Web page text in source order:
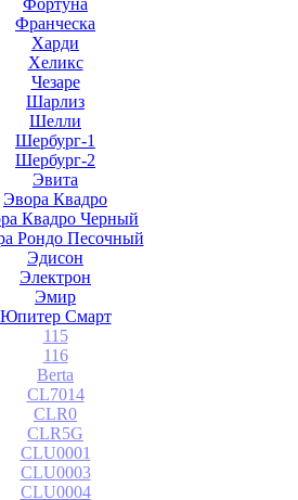
Франческа
Харди
Хеликс
Чезаре
Шарлиз
Шелли
Шербург-1
Шербург-2
Эвита
Эвора Квадро
Квадро Черный
Рондо Песочный
Эдисон
Электрон
Эмир
Юпитер Смарт
115
116
Berta
CL7014
CLR0
CLR5G
CLU0001
CLU0003
CLU0004